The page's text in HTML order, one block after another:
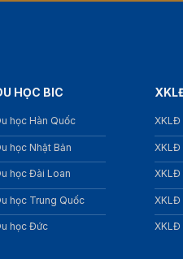
HỌC BIC
học Hàn Quốc
học Nhật Bản
học Đài Loan
học Trung Quốc
học Đức
XKLĐ
XKLĐ
XKLĐ
XKLĐ